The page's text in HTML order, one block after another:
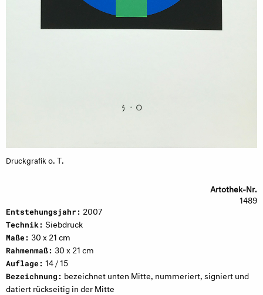
Druckgrafik o. T.
Artothek-Nr.
1489
Entstehungsjahr: 2007
Technik: Siebdruck
Maße: 30 x 21 cm
Rahmenmaß: 30 x 21 cm
Auflage: 14 / 15
Bezeichnung: bezeichnet unten Mitte, nummeriert, signiert und
datiert rückseitig in der Mitte